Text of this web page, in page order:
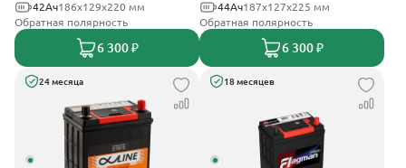
186х129х220 мм
42Ач
Обратная полярность
6 300 ₽
187x127x225 мм
44Ач
Обратная полярность
6 300 ₽
24 месяца 18 месяцев